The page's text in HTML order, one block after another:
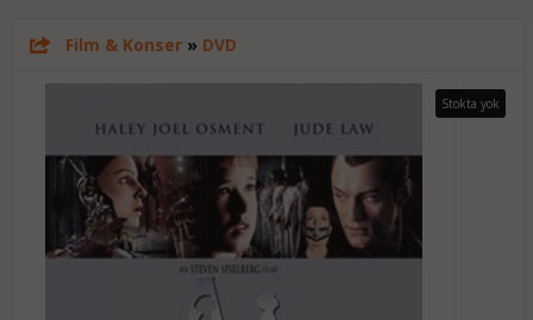
Film & Konser» DVD
Stokta yok